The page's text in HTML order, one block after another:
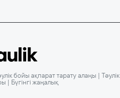
бойы ақпарат тарату алаңы | Тәулік
| Бүгінгі жаңалық